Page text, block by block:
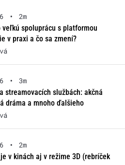
•
2m
veľkú spoluprácu s platformou
v praxi a čo sa zmení?
•
3m
streamovacích službách: akčná
dráma a mnoho ďalšieho
•
2m
v kinách aj v režime 3D (rebríček